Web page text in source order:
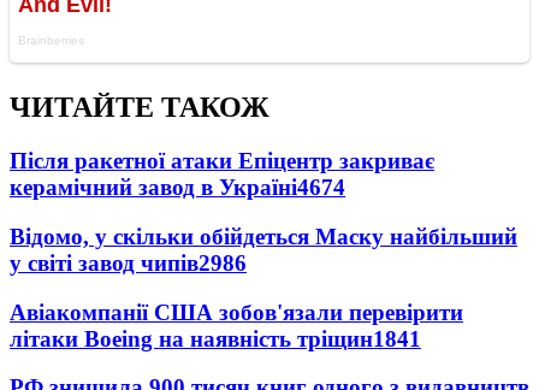
ЧИТАЙТЕ ТАКОЖ
Після ракетної атаки Епіцентр закриває
керамічний завод в Україні4674
Відомо, у скільки обійдеться Маску найбільший
у світі завод чипів2986
Авіакомпанії США зобов'язали перевірити
літаки Boeing на наявність тріщин1841